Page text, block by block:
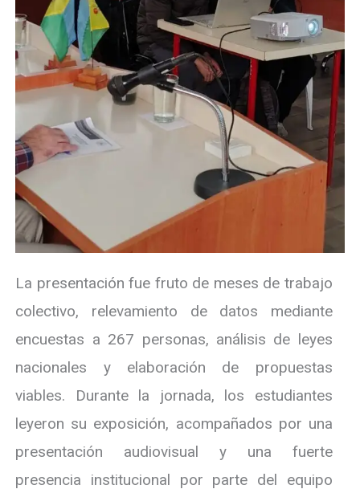
La presentación fue fruto de meses de trabajo
colectivo, relevamiento de datos mediante
encuestas a 267 personas, análisis de leyes
nacionales y elaboración de propuestas
viables. Durante la jornada, los estudiantes
leyeron su exposición, acompañados por una
presentación audiovisual y una fuerte
presencia institucional por parte del equipo